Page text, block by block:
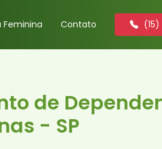
Feminina Contato
de
- SP